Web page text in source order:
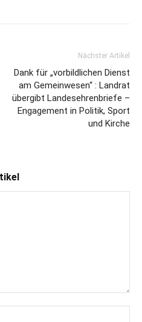
Nächster Artikel
Dank für „vorbildlichen Dienst
am Gemeinwesen“ : Landrat
übergibt Landesehrenbriefe –
Engagement in Politik, Sport
und Kirche